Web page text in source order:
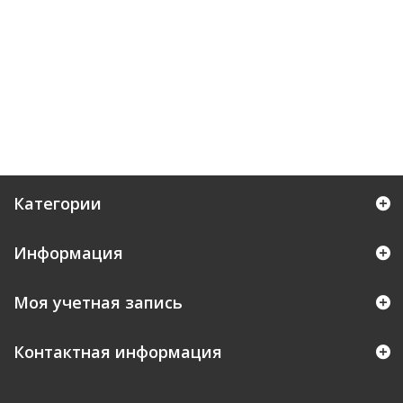
Категории
Информация
Моя учетная запись
Контактная информация